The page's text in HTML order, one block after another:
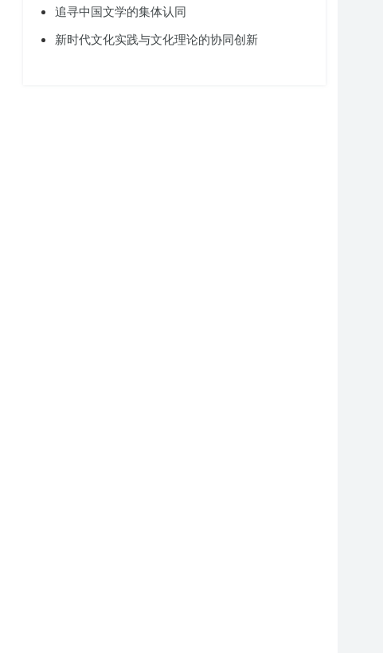
追寻中国文学的集体认同
新时代文化实践与文化理论的协同创新